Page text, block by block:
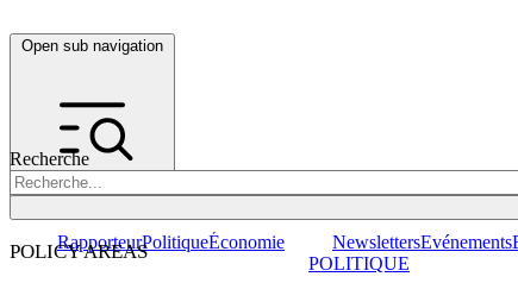
Open sub navigation
Recherche
POLICY AREAS
RapporteurPolitiqueÉconomie NewslettersEvénements
POLITIQUE